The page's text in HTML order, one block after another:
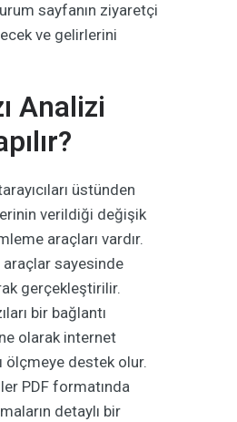
sayfanın ziyaretçi
ve gelirlerini
Analizi
üstünden
verildiği değişik
araçları vardır.
araçlar sayesinde
gerçekleştirilir.
bir bağlantı
olarak internet
ölçmeye destek olur.
PDF formatında
detaylı bir